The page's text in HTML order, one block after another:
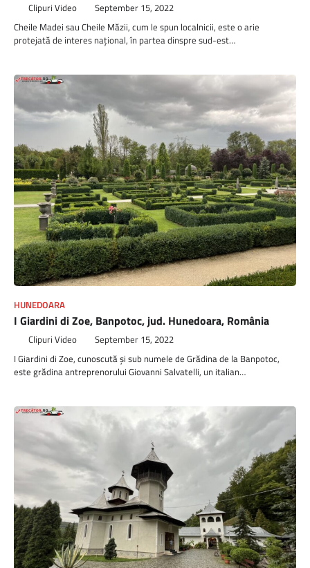
Clipuri Video September 15, 2022
Cheile Madei sau Cheile Măzii, cum le spun localnicii, este o arie
protejată de interes naţional, în partea dinspre sud-est…
HUNEDOARA
I Giardini di Zoe, Banpotoc, jud. Hunedoara, România
Clipuri Video September 15, 2022
I Giardini di Zoe, cunoscută și sub numele de Grădina de la Banpotoc,
este grădina antreprenorului Giovanni Salvatelli, un italian…